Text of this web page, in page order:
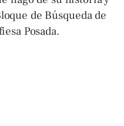
de Búsqueda de
Posada.